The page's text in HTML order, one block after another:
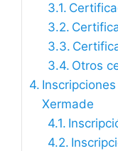
Otros
Xermade